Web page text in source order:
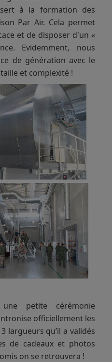
à la formation des
Par Air. Cela permet
et de disposer d'un «
Evidemment, nous
de génération avec le
et complexité !
petite cérémonie
officiellement les
largueurs qu’il a validés
de cadeaux et photos
on se retrouvera !